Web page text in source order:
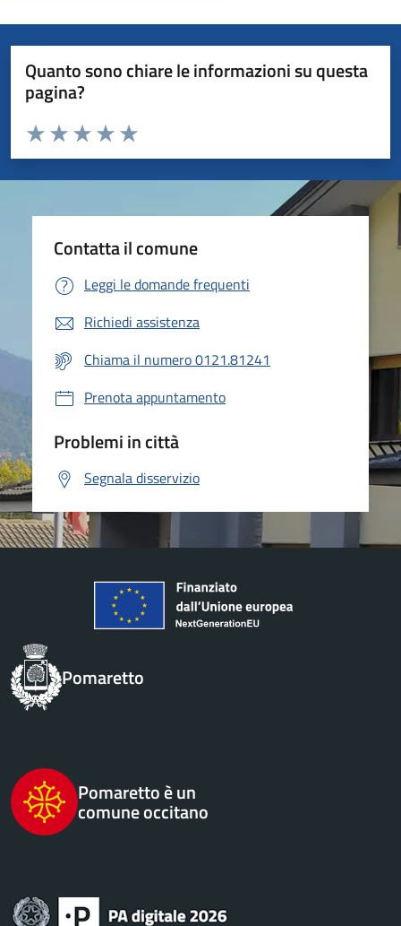
Quanto sono chiare le informazioni su questa
pagina?
Valuta da 1 a 5 stelle la pagina
Valuta 5 stelle su 5
Valuta 4 stelle su 5
Valuta 3 stelle su 5
Valuta 2 stelle su 5
Valuta 1 stelle su 5
Contatta il comune
Leggi le domande frequenti
Richiedi assistenza
Chiama il numero 0121.81241
Prenota appuntamento
Problemi in città
Segnala disservizio
Pomaretto
Pomaretto è un
comune occitano